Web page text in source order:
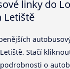
linky do
Letiště
Stačí
o